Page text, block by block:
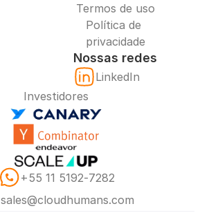
Termos de uso
Política de
privacidade
Nossas redes
LinkedIn
Investidores
‪+55 11 5192‑7282‬
sales@cloudhumans.com